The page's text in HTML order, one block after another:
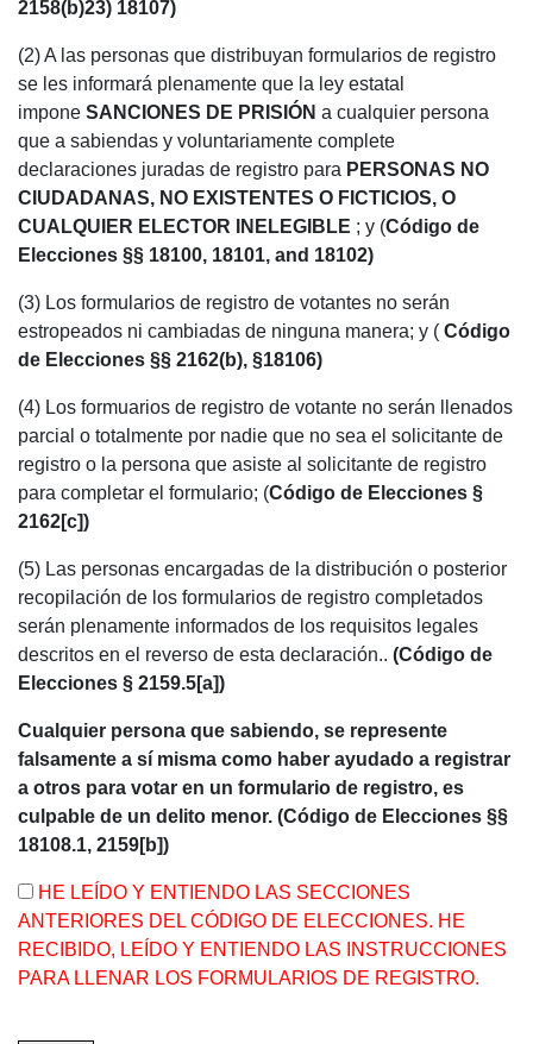
2158(b)23) 18107)
(2) A las personas que distribuyan formularios de registro
se les informará plenamente que la ley estatal
impone SANCIONES DE PRISIÓN a cualquier persona
que a sabiendas y voluntariamente complete
declaraciones juradas de registro para PERSONAS NO
CIUDADANAS, NO EXISTENTES O FICTICIOS, O
CUALQUIER ELECTOR INELEGIBLE ; y (Código de
Elecciones §§ 18100, 18101, and 18102)
(3) Los formularios de registro de votantes no serán
estropeados ni cambiadas de ninguna manera; y ( Código
de Elecciones §§ 2162(b), §18106)
(4) Los formuarios de registro de votante no serán llenados
parcial o totalmente por nadie que no sea el solicitante de
registro o la persona que asiste al solicitante de registro
para completar el formulario; (Código de Elecciones §
2162[c])
(5) Las personas encargadas de la distribución o posterior
recopilación de los formularios de registro completados
serán plenamente informados de los requisitos legales
descritos en el reverso de esta declaración.. (Código de
Elecciones § 2159.5[a])
Cualquier persona que sabiendo, se represente
falsamente a sí misma como haber ayudado a registrar
a otros para votar en un formulario de registro, es
culpable de un delito menor. (Código de Elecciones §§
18108.1, 2159[b])
HE LEÍDO Y ENTIENDO LAS SECCIONES
ANTERIORES DEL CÓDIGO DE ELECCIONES. HE
RECIBIDO, LEÍDO Y ENTIENDO LAS INSTRUCCIONES
PARA LLENAR LOS FORMULARIOS DE REGISTRO.